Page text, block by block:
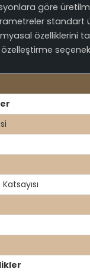
göre
standart
özelliklerini